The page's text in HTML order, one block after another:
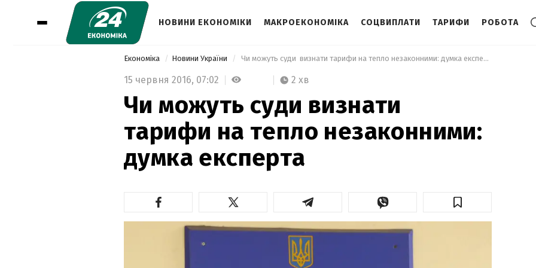
НОВИНИ ЕКОНОМІКИ МАКРОЕКОНОМІКА СОЦВИПЛАТИ ТАРИФИ РОБОТА
Економіка Новини України Чи можуть суди  визнати тарифи на тепло незаконними: думка експерта
15 червня 2016, 07:02 2 хв
Чи можуть суди визнати
тарифи на тепло незаконними:
думка експерта